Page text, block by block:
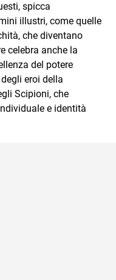
spicca
illustri, come quelle
che diventano
celebra anche la
del potere
eroi della
Scipioni, che
e identità